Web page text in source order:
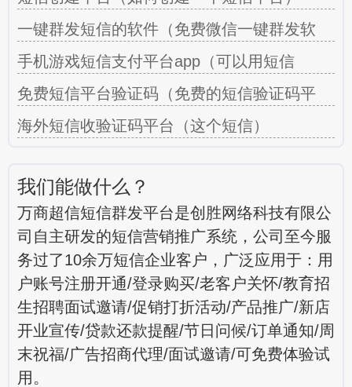
一键群发短信的软件（免费微信一键群发软
手机游戏短信支付平台app（可以用短信
免费短信平台验证码（免费的短信验证码平
海外短信收验证码平台（这个短信）
我们能做什么？
万商超信短信群发平台是创胜网络科技有限公
司自主研发的短信营销推广系统，公司至今服
务过了10余万短信企业客户，广泛应用于：用
户账号注册开通/登录购买/老客户关怀/教育招
生招聘面试邀请/促销打折活动/产品推广/新店
开业宣传/贷款还款提醒/节日问候/订单通知/周
末祝福/广告招商代理/面试邀请/可免费体验试
用。